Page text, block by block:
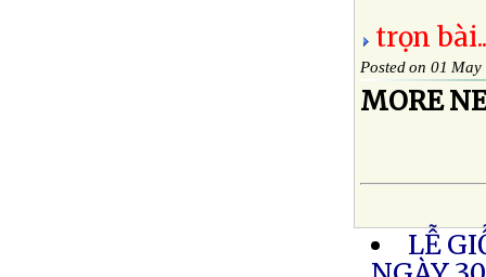
trọn
Posted on 01 May
MORE
LỄ